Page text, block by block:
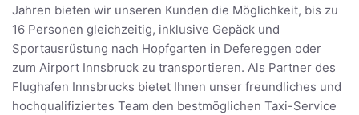
Jahren bieten wir unseren Kunden die Möglichkeit, bis zu
16 Personen gleichzeitig, inklusive Gepäck und
Sportausrüstung nach Hopfgarten in Defereggen oder
zum Airport Innsbruck zu transportieren. Als Partner des
Flughafen Innsbrucks bietet Ihnen unser freundliches und
hochqualifiziertes Team den bestmöglichen Taxi-Service